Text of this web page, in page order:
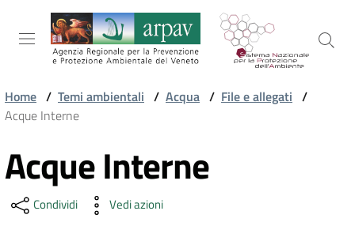
Salta al contenuto
Salta alla navigazione
Salta al footer
ARPAV
AMBIENTALI
Home / Temi ambientali / Acqua / File e allegati /
Acque Interne
Acque Interne
Condividi Vedi azioni